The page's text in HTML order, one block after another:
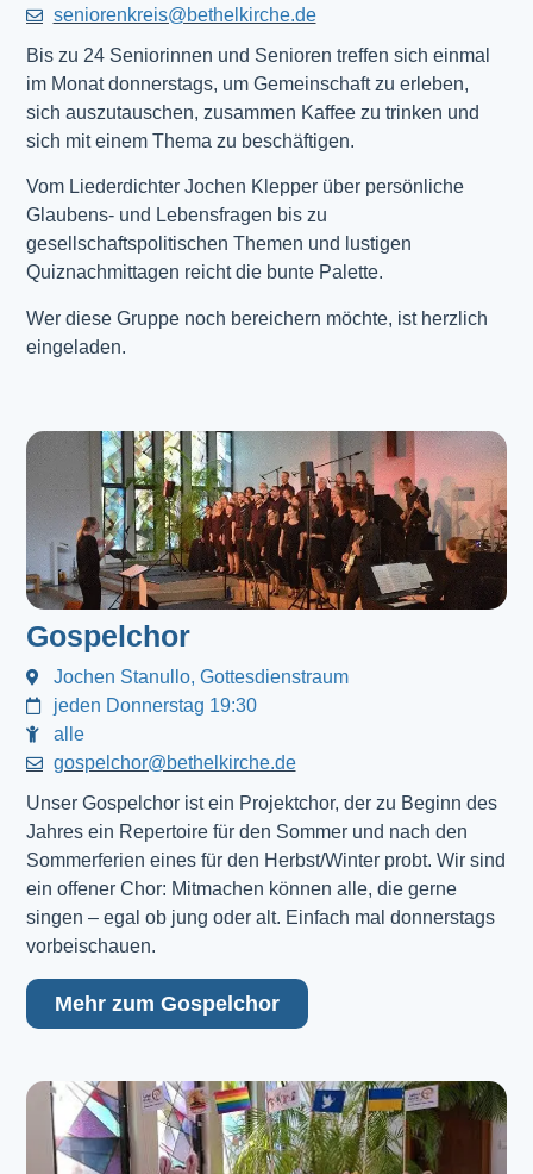
seniorenkreis@bethelkirche.de
Bis zu 24 Seniorinnen und Senioren treffen sich einmal
im Monat donnerstags, um Gemeinschaft zu erleben,
sich auszutauschen, zusammen Kaffee zu trinken und
sich mit einem Thema zu beschäftigen.
Vom Liederdichter Jochen Klepper über persönliche
Glaubens- und Lebensfragen bis zu
gesellschaftspolitischen Themen und lustigen
Quiznachmittagen reicht die bunte Palette.
Wer diese Gruppe noch bereichern möchte, ist herzlich
eingeladen.
Gospelchor
Jochen Stanullo, Gottesdienstraum
jeden Donnerstag 19:30
alle
gospelchor@bethelkirche.de
Unser Gospelchor ist ein Projektchor, der zu Beginn des
Jahres ein Repertoire für den Sommer und nach den
Sommerferien eines für den Herbst/Winter probt. Wir sind
ein offener Chor: Mitmachen können alle, die gerne
singen – egal ob jung oder alt. Einfach mal donnerstags
vorbeischauen.
Mehr zum Gospelchor